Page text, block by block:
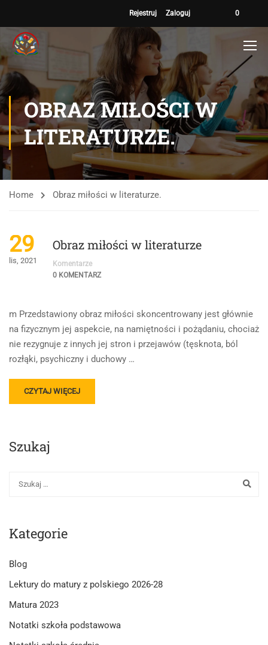
Rejestruj Zaloguj 0
OBRAZ MIŁOŚCI W
LITERATURZE.
Home Obraz miłości w literaturze.
29
lis, 2021
Obraz miłości w literaturze
Komentarze
0 KOMENTARZ
m Przedstawiony obraz miłości skoncentrowany jest głównie
na fizycznym jej aspekcie, na namiętności i pożądaniu, chociaż
nie rezygnuje z innych jej stron i przejawów (tęsknota, ból
rozłąki, psychiczny i duchowy …
READ
MORE
W
CZYTAJ WIĘCEJ
Szukaj
Kategorie
Blog
Lektury do matury z polskiego 2026-28
Matura 2023
Notatki szkoła podstawowa